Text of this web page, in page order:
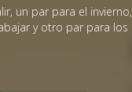
un par para el invierno,
y otro par para los